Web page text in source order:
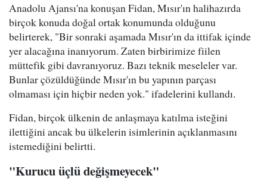
Anadolu Ajansı'na konuşan Fidan, Mısır'ın halihazırda
birçok konuda doğal ortak konumunda olduğunu
belirterek, "Bir sonraki aşamada Mısır'ın da ittifak içinde
yer alacağına inanıyorum. Zaten birbirimize fiilen
müttefik gibi davranıyoruz. Bazı teknik meseleler var.
Bunlar çözüldüğünde Mısır'ın bu yapının parçası
olmaması için hiçbir neden yok." ifadelerini kullandı.
Fidan, birçok ülkenin de anlaşmaya katılma isteğini
ilettiğini ancak bu ülkelerin isimlerinin açıklanmasını
istemediğini belirtti.
"Kurucu üçlü değişmeyecek"